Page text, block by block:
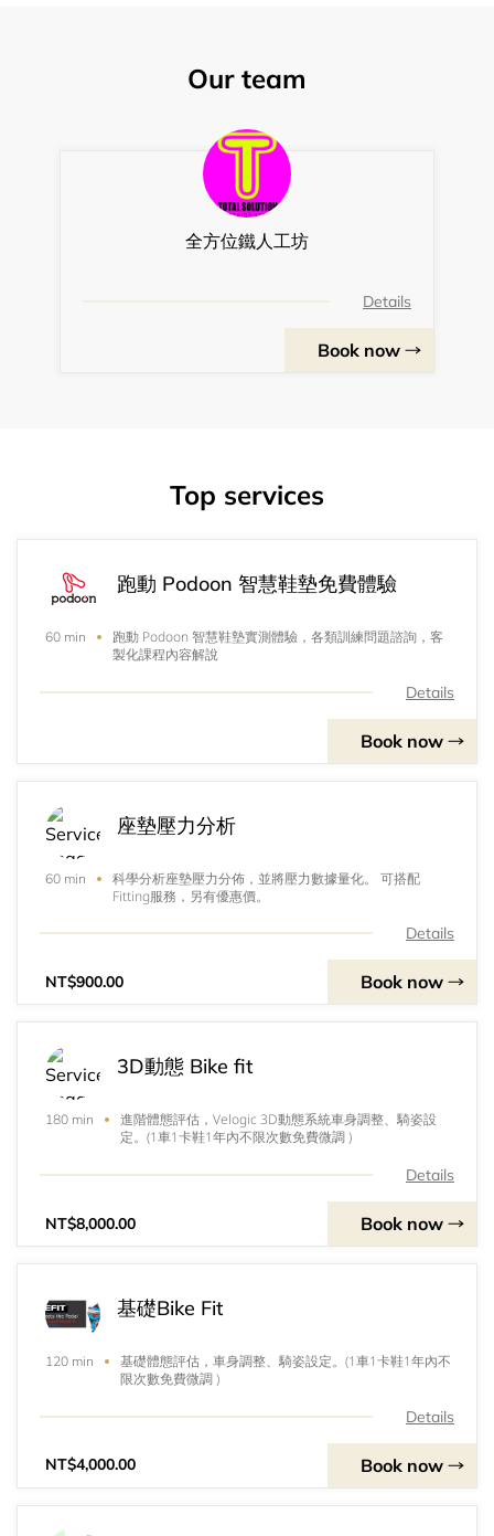
Our team
全方位鐵人工坊
Details
Book now
Top services
跑動 Podoon 智慧鞋墊免費體驗
60 min
跑動 Podoon 智慧鞋墊實測體驗，各類訓練問題諮詢，客
製化課程內容解說
Details
Book now
座墊壓力分析
60 min
科學分析座墊壓力分佈，並將壓力數據量化。 可搭配
Fitting服務，另有優惠價。
Details
NT$900.00 Book now
3D動態 Bike fit
180 min
進階體態評估，Velogic 3D動態系統車身調整、騎姿設
定。(1車1卡鞋1年內不限次數免費微調 )
Details
NT$8,000.00 Book now
基礎Bike Fit
120 min
基礎體態評估，車身調整、騎姿設定。(1車1卡鞋1年內不
限次數免費微調 )
Details
NT$4,000.00 Book now